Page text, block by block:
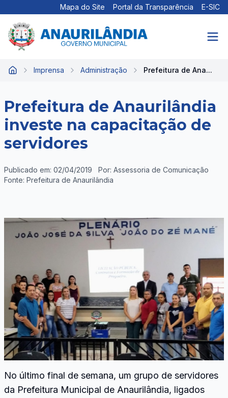
Mapa do Site Portal da Transparência E-SIC
Início Imprensa Administração Prefeitura de Ana...
Prefeitura de Anaurilândia
investe na capacitação de
servidores
Publicado em: 02/04/2019
Por: Assessoria de Comunicação
Fonte: Prefeitura de Anaurilândia
No último final de semana, um grupo de servidores
da Prefeitura Municipal de Anaurilândia, ligados